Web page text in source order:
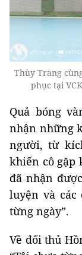
Thùy Trang
phục tại
Quả bóng
nhận những
người, từ
khiến cô gặp
đã nhận
luyện và các
từng ngày”.
Về đối thủ